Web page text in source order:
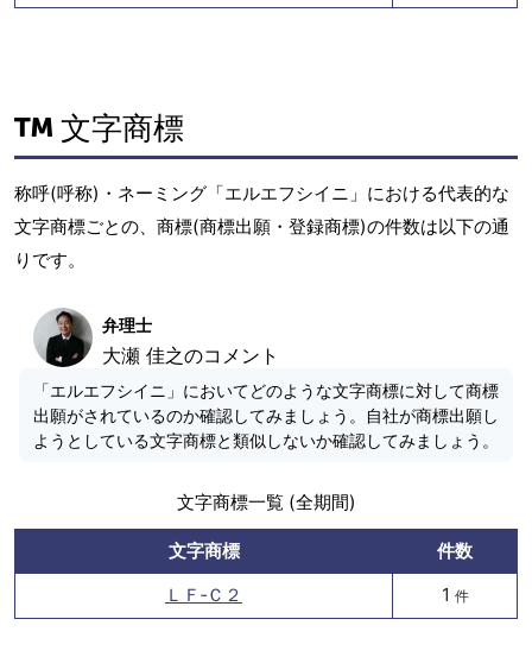
文字商標
称呼(呼称)・ネーミング「エルエフシイニ」における代表的な
文字商標ごとの、商標(商標出願・登録商標)の件数は以下の通
りです。
弁理士
大瀬 佳之のコメント
「エルエフシイニ」においてどのような文字商標に対して商標
出願がされているのか確認してみましょう。自社が商標出願し
ようとしている文字商標と類似しないか確認してみましょう。
文字商標一覧 (全期間)
文字商標
件数
ＬＦ‐Ｃ２
1 件